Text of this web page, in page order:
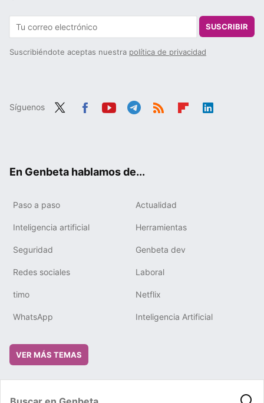
SUSCRIBIR
Suscribiéndote aceptas nuestra política de privacidad
Síguenos
En Genbeta hablamos de...
Paso a paso Actualidad
Inteligencia artificial Herramientas
Seguridad Genbeta dev
Redes sociales Laboral
timo Netflix
WhatsApp Inteligencia Artificial
VER MÁS TEMAS